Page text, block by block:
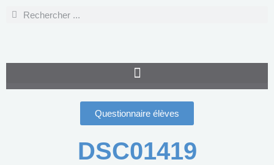
Questionnaire élèves
DSC01419